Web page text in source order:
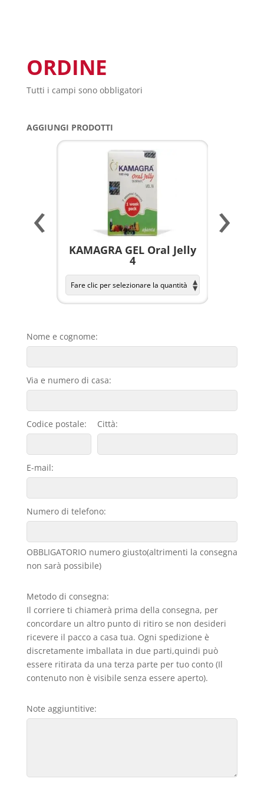
ORDINE
Tutti i campi sono obbligatori
AGGIUNGI PRODOTTI
KAMAGRA GEL Oral Jelly
4
‹ ›
Nome e cognome:
Via e numero di casa:
Codice postale: Città:
E-mail:
Numero di telefono:
OBBLIGATORIO numero giusto(altrimenti la consegna
non sarà possibile)
Metodo di consegna:
Il corriere ti chiamerà prima della consegna, per
concordare un altro punto di ritiro se non desideri
ricevere il pacco a casa tua. Ogni spedizione è
discretamente imballata in due parti,quindi può
essere ritirata da una terza parte per tuo conto (Il
contenuto non è visibile senza essere aperto).
Note aggiuntitive: